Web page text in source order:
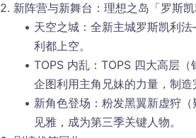
2. 新阵营与新舞台：理想之岛「罗斯凯
天空之城：全新主城罗斯凯利法
利都上空。
TOPS 内乱：TOPS 四大高层（
企图利用主角兄妹的力量，制造
新角色登场 ： 粉发黑翼新虚狩（
见雅，成为第三季关键人物。